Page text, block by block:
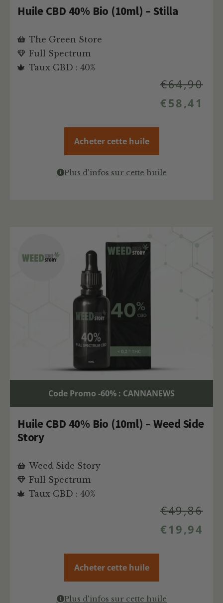
Huile CBD 40% Bio (10ml) – Stilla
The Green Store
Full Spectrum
Taux CBD : 40%
€64,90
€58,41
Acheter cette huile
Plus d'infos sur cette huile
Code Promo -60% : CANNANEWS
Huile CBD 40% Bio (10ml) – Weed Side
Story
Weed Side Story
Full Spectrum
Taux CBD : 40%
€49,86
€ 19,94
Acheter cette huile
Plus d'infos sur cette huile